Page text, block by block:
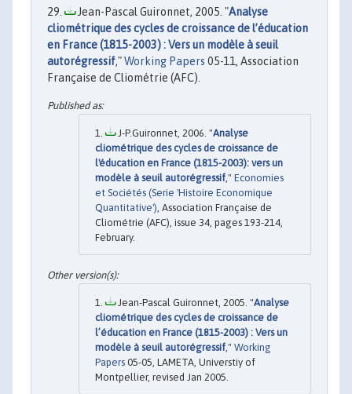
Jean-Pascal Guironnet, 2005. "Analyse
cliométrique des cycles de croissance de l’éducation
en France (1815-2003) : Vers un modèle à seuil
autorégressif,"Working Papers 05-11, Association
Française de Cliométrie (AFC).
J-P.Guironnet, 2006. "Analyse
cliométrique des cycles de croissance de
l'éducation en France (1815-2003): vers un
modèle à seuil autorégressif," Economies
et Sociétés (Serie 'Histoire Economique
Quantitative'), Association Française de
Cliométrie (AFC), issue 34, pages 193-214,
February.
Jean-Pascal Guironnet, 2005. "Analyse
cliométrique des cycles de croissance de
l’éducation en France (1815-2003) : Vers un
modèle à seuil autorégressif ," Working
Papers 05-05, LAMETA, Universtiy of
Montpellier, revised Jan 2005.